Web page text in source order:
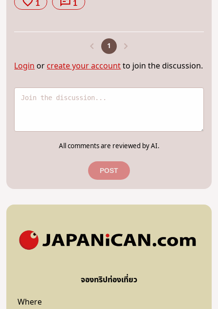
1 1
1
Login or create your accountto join the discussion.
All comments are reviewed by AI.
POST
จองทริปท่องเที่ยว
Where